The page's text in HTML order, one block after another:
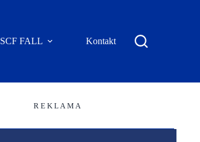
SCF FALL Kontakt
R E K L A M A